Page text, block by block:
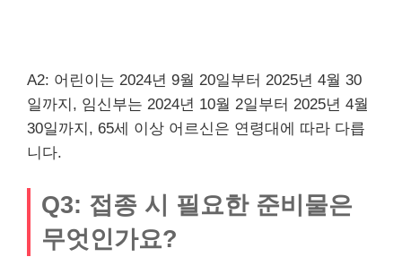
A2: 어린이는 2024년 9월 20일부터 2025년 4월 30
일까지, 임신부는 2024년 10월 2일부터 2025년 4월
30일까지, 65세 이상 어르신은 연령대에 따라 다릅
니다.
Q3: 접종 시 필요한 준비물은
무엇인가요?